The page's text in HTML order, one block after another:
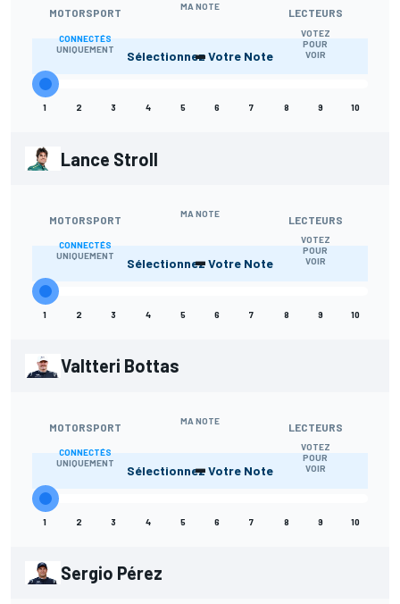
MOTORSPORT
CONNECTÉS
UNIQUEMENT
MA NOTE
-
LECTEURS
VOTEZ
POUR
VOIR
Sélectionnez Votre Note
1 2 3 4 5 6 7 8 9 10
Lance Stroll
MOTORSPORT
CONNECTÉS
UNIQUEMENT
MA NOTE
-
LECTEURS
VOTEZ
POUR
VOIR
Sélectionnez Votre Note
1 2 3 4 5 6 7 8 9 10
Valtteri Bottas
MOTORSPORT
CONNECTÉS
UNIQUEMENT
MA NOTE
-
LECTEURS
VOTEZ
POUR
VOIR
Sélectionnez Votre Note
1 2 3 4 5 6 7 8 9 10
Sergio Pérez